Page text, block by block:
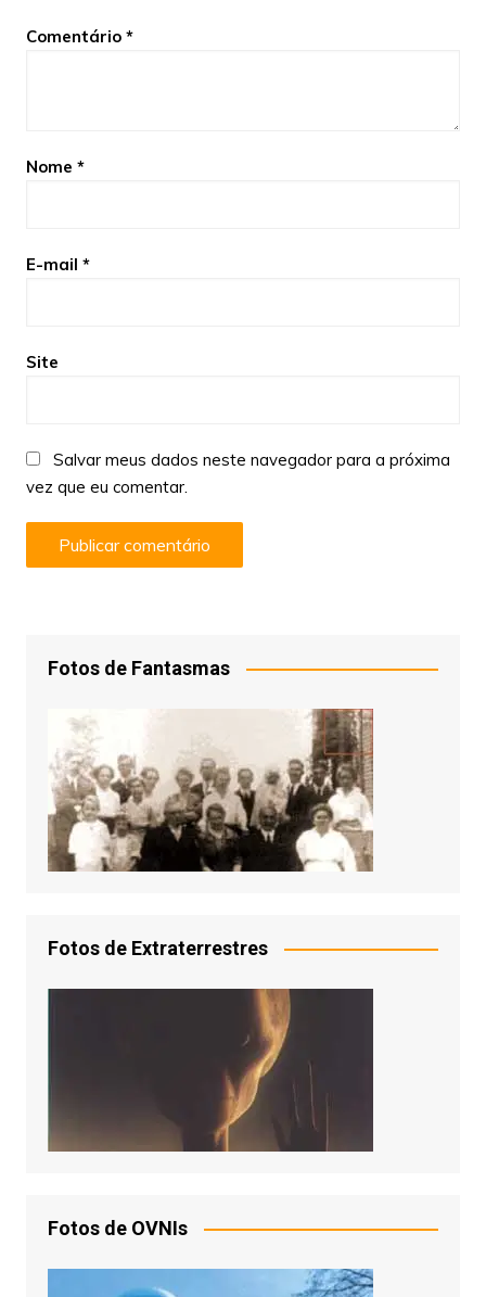
Comentário *
Nome *
E-mail *
Site
Salvar meus dados neste navegador para a próxima
vez que eu comentar.
Fotos de Fantasmas
Fotos de Extraterrestres
Fotos de OVNIs